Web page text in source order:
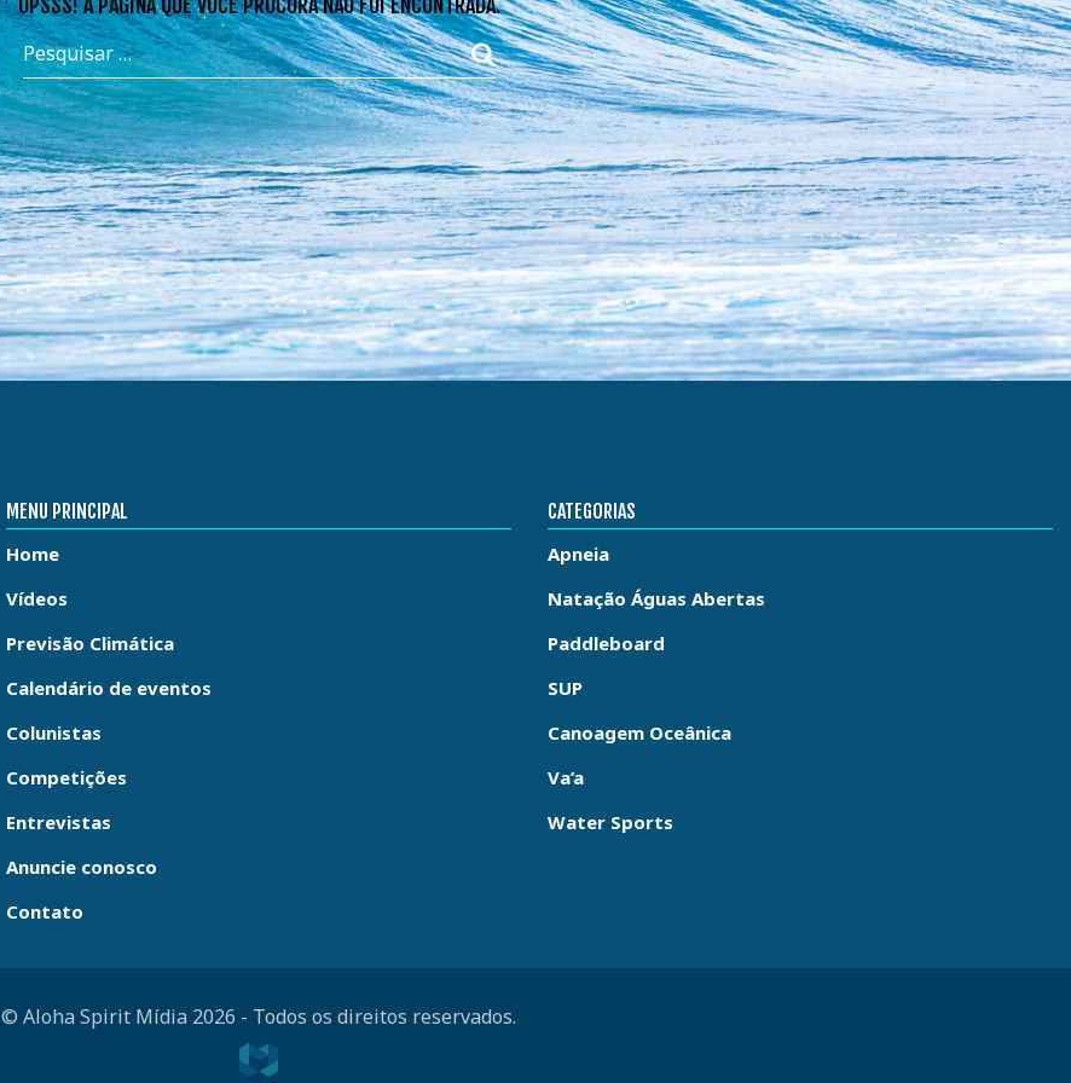
MENU PRINCIPAL
Home
Vídeos
Previsão Climática
Calendário de eventos
Colunistas
Competições
Entrevistas
Anuncie conosco
Contato
CATEGORIAS
Apneia
Natação Águas Abertas
Paddleboard
SUP
Canoagem Oceânica
Va’a
Water Sports
© Aloha Spirit Mídia 2026 - Todos os direitos reservados.